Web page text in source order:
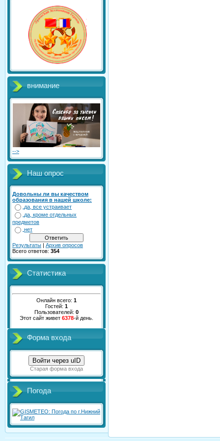
внимание
-->
Наш опрос
Довольны ли вы качеством
образования в нашей школе:
да, все устраивает
да, кроме отдельных
предметов
нет
Результаты | Архив опросов
Всего ответов: 354
Статистика
Онлайн всего: 1
Гостей: 1
Пользователей: 0
Этот сайт живет 6378-й день.
Форма входа
Войти через uID
Старая форма входа
Погода